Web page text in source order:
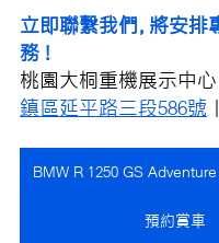
立即聯繫我們，將安排
務 !
桃園大桐重機展示中心
鎮區延平路三段586號
預約賞車